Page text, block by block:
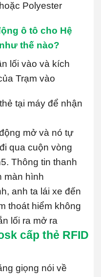
Polyester
ô tô cho Hệ
thế nào?
lối vào và kích
Trạm vào
tại máy để nhận
mở và nó tự
qua cuộn vòng
5. Thông tin thanh
màn hình
anh ta lái xe đến
thoát hiểm không
lối ra mở ra
cấp thẻ RFID
giọng nói về